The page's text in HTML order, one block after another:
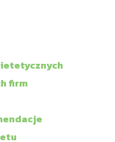
firm